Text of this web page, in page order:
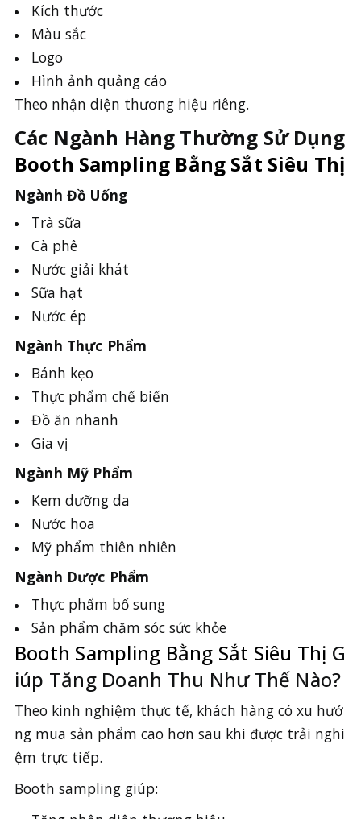
Kích thước
Màu sắc
Logo
Hình ảnh quảng cáo
Theo nhận diện thương hiệu riêng.
Các Ngành Hàng Thường Sử Dụng
Booth Sampling Bằng Sắt Siêu Thị
Ngành Đồ Uống
Trà sữa
Cà phê
Nước giải khát
Sữa hạt
Nước ép
Ngành Thực Phẩm
Bánh kẹo
Thực phẩm chế biến
Đồ ăn nhanh
Gia vị
Ngành Mỹ Phẩm
Kem dưỡng da
Nước hoa
Mỹ phẩm thiên nhiên
Ngành Dược Phẩm
Thực phẩm bổ sung
Sản phẩm chăm sóc sức khỏe
Booth Sampling Bằng Sắt Siêu Thị G
iúp Tăng Doanh Thu Như Thế Nào?
Theo kinh nghiệm thực tế, khách hàng có xu hướ
ng mua sản phẩm cao hơn sau khi được trải nghi
ệm trực tiếp.
Booth sampling giúp: